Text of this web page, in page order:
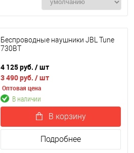
Беспроводные наушники JBL Tune
730BT
4 125 руб. / шт
3 490 руб. / шт
Оптовая цена
В наличии
В корзину
Подробнее